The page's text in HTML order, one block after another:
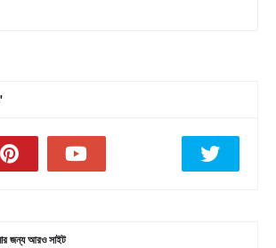
জন্য আরও সাইট